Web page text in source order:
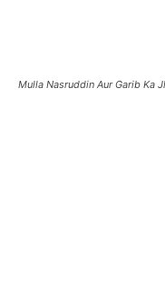
Mulla Nasruddin Aur Garib Ka